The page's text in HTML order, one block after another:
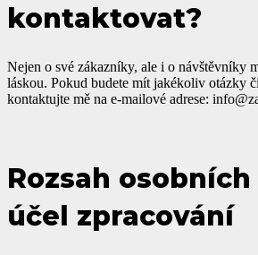
kontaktovat?
Nejen o své zákazníky, ale i o návštěvníky
láskou. Pokud budete mít jakékoliv otázky
kontaktujte mě na e-mailové adrese:
Rozsah
účel zpracování